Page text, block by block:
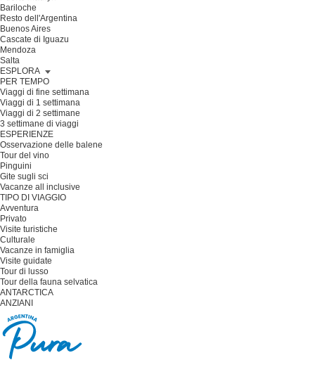
Bariloche
Resto dell'Argentina
Buenos Aires
Cascate di Iguazu
Mendoza
Salta
ESPLORA
PER TEMPO
Viaggi di fine settimana
Viaggi di 1 settimana
Viaggi di 2 settimane
3 settimane di viaggi
ESPERIENZE
Osservazione delle balene
Tour del vino
Pinguini
Gite sugli sci
Vacanze all inclusive
TIPO DI VIAGGIO
Avventura
Privato
Visite turistiche
Culturale
Vacanze in famiglia
Visite guidate
Tour di lusso
Tour della fauna selvatica
ANTARCTICA
ANZIANI